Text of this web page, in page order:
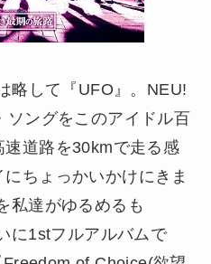
略して『UFO』。NEU!
ソングをこのアイドル百
道路を30kmで走る感
ちょっかいかけにきま
私達がゆるめるも
に1stフルアルバムで